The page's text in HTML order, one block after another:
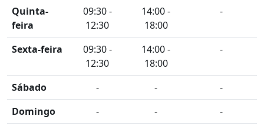
Quinta-
feira
09:30 -
12:30
14:00 -
18:00
-
Sexta-feira
09:30 -
12:30
14:00 -
18:00
-
Sábado - -
-
Domingo
- - -